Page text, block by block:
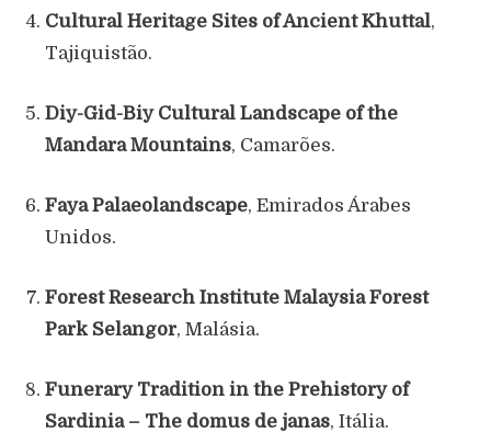
Cultural Heritage Sites of Ancient Khuttal,
Tajiquistão.
Diy-Gid-Biy Cultural Landscape of the
Mandara Mountains, Camarões.
Faya Palaeolandscape, Emirados Árabes
Unidos.
Forest Research Institute Malaysia Forest
Park Selangor, Malásia.
Funerary Tradition in the Prehistory of
Sardinia – The domus de janas, Itália.